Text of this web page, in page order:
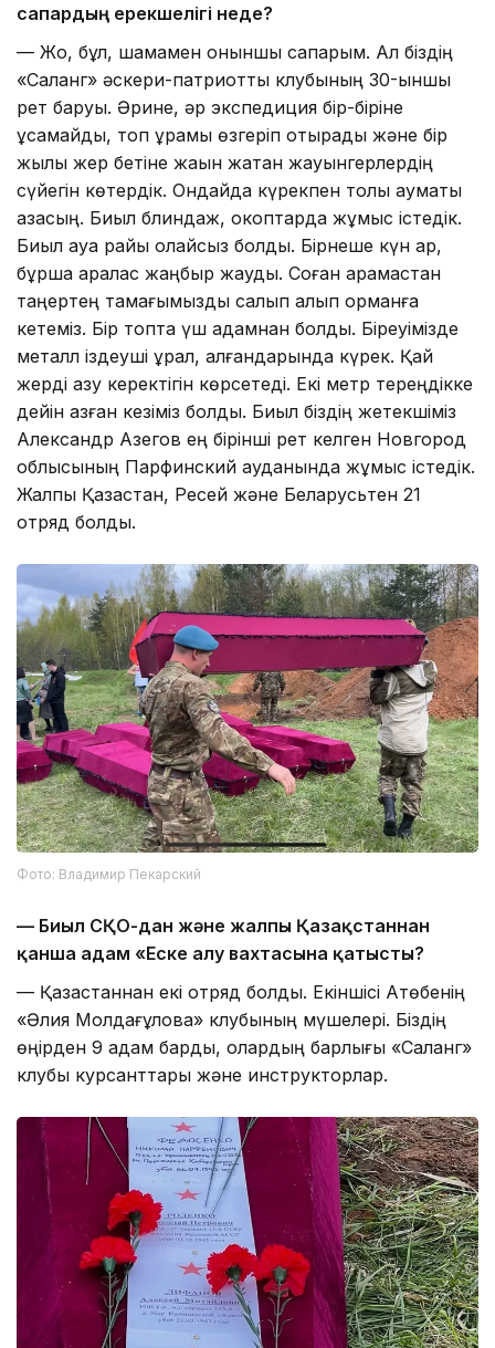
сапардың ерекшелігі неде?
— Жоқ, бұл, шамамен оныншы сапарым. Ал біздің
«Саланг» әскери-патриоттық клубының 30-ыншы
рет баруы. Әрине, әр экспедиция бір-біріне
ұқсамайды, топ құрамы өзгеріп отырады және бір
жылы жер бетіне жақын жатқан жауынгерлердің
сүйегін көтердік. Ондайда күрекпен толық аумақты
қазасың. Биыл блиндаж, окоптарда жұмыс істедік.
Биыл ауа райы қолайсыз болды. Бірнеше күн қар,
бұршақ аралас жаңбыр жауды. Соған қарамастан
таңертең тамағымызды салып алып орманға
кетеміз. Бір топта үш адамнан болдық. Біреуімізде
металл іздеуші құрал, қалғандарында күрек. Қай
жерді қазу керектігін көрсетеді. Екі метр тереңдікке
дейін қазған кезіміз болды. Биыл біздің жетекшіміз
Александр Азегов ең бірінші рет келген Новгород
облысының Парфинский ауданында жұмыс істедік.
Жалпы Қазақстан, Ресей және Беларусьтен 21
отряд болды.
Фото: Владимир Пекарский
— Биыл СҚО-дан және жалпы Қазақстаннан
қанша адам «Еске алу вахтасына қатысты?
— Қазақстаннан екі отряд болдық. Екіншісі Ақтөбенің
«Әлия Молдағұлова» клубының мүшелері. Біздің
өңірден 9 адам бардық, олардың барлығы «Саланг»
клубы курсанттары және инструкторлар.